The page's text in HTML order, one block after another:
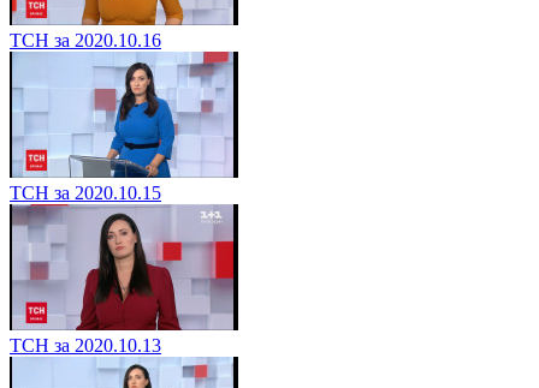
ТСН за 2020.10.16
ТСН за 2020.10.15
ТСН за 2020.10.13